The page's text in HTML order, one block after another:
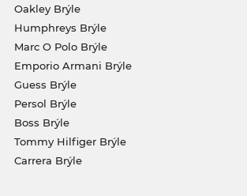
Oakley Brýle
Humphreys Brýle
Marc O Polo Brýle
Emporio Armani Brýle
Guess Brýle
Persol Brýle
Boss Brýle
Tommy Hilfiger Brýle
Carrera Brýle